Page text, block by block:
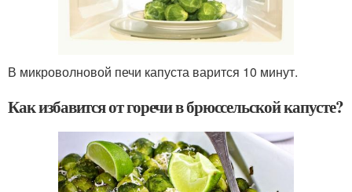
В микроволновой печи капуста варится 10 минут.
Как избавится от горечи в брюссельской капусте?